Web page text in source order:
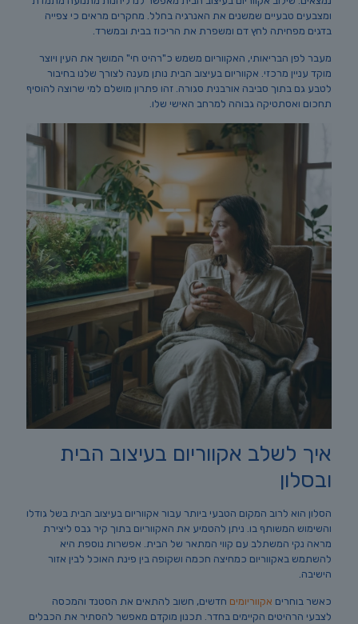
ומצבעים טבעיים שמשנים את האנרגיה בחלל. מחקרים מראים כי צפייה
בדגים מפחיתה לחץ דם ומשפרת את הריכוז בבית ובמשרד.
מעבר לפן הבריאותי, האקווריום משמש כ"רהיט חי" המושך את העין ויוצר
מוקד עניין מרכזי. אקווריום בעיצוב הבית נותן מענה לצורך שלנו בחיבור
לטבע גם בתוך סביבה אורבנית סגורה. זהו פתרון מושלם למי שרוצה להוסיף
תחכום ואסתטיקה גבוהה למרחב האישי שלו.
איך לשלב אקווריום בעיצוב הבית
ובסלון
הסלון הוא לרוב המקום הטבעי ביותר עבור אקווריום בעיצוב הבית בשל גודלו
והשימוש המשותף בו. ניתן להטמיע את האקווריום בתוך קיר גבס ליצירת
מראה נקי המשתלב עם קווי המתאר של הבית. אפשרות נוספת היא
להשתמש באקווריום כמחיצה חכמה ושקופה בין פינת האוכל לבין אזור
הישיבה.
כאשר בוחרים אקווריומים חדשים, חשוב להתאים את הסטנד והמכסה
לצבעי הרהיטים הקיימים בחדר. תכנון מוקדם מאפשר להסתיר את הכבלים